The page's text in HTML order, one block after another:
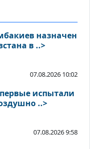
назначен
послом Кыргызстана в ..>
07.08.2026 10:02
испытали
..>
07.08.2026 9:58